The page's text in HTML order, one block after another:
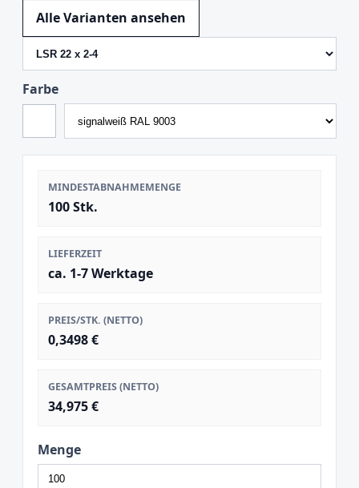
Alle Varianten ansehen
Farbe
MINDESTABNAHMEMENGE
100 Stk.
LIEFERZEIT
ca. 1-7 Werktage
PREIS/STK. (NETTO)
0,3498 €
GESAMTPREIS (NETTO)
34,975 €
Menge